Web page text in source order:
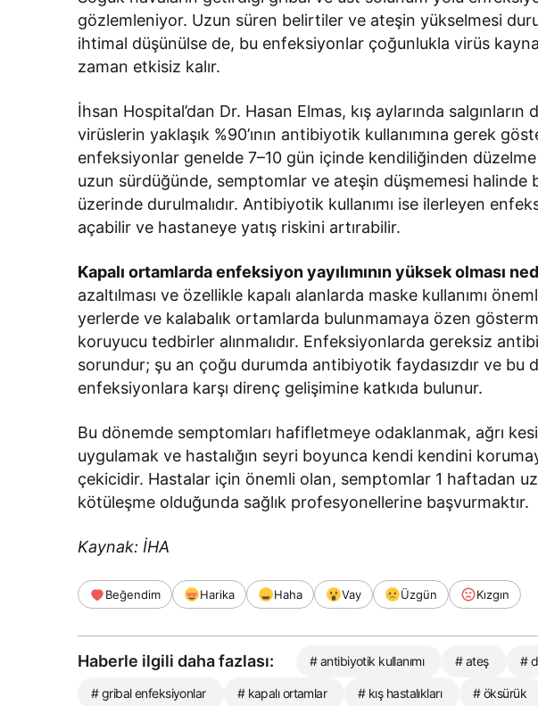
gözlemleniyor. Uzun süren belirtiler ve ateşin yükselmesi
ihtimal düşünülse de, bu enfeksiyonlar çoğunlukla virüs
zaman etkisiz kalır.
İhsan Hospital’dan Dr. Hasan Elmas, kış aylarında salgınların
virüslerin yaklaşık %90’ının antibiyotik kullanımına gerek
enfeksiyonlar genelde 7–10 gün içinde kendiliğinden
uzun sürdüğünde, semptomlar ve ateşin düşmemesi halinde
üzerinde durulmalıdır. Antibiyotik kullanımı ise ilerleyen
açabilir ve hastaneye yatış riskini artırabilir.
Kapalı ortamlarda enfeksiyon yayılımının yüksek olması
azaltılması ve özellikle kapalı alanlarda maske kullanımı
yerlerde ve kalabalık ortamlarda bulunmamaya özen
koruyucu tedbirler alınmalıdır. Enfeksiyonlarda gereksiz
sorundur; şu an çoğu durumda antibiyotik faydasızdır ve bu
enfeksiyonlara karşı direnç gelişimine katkıda bulunur.
Bu dönemde semptomları hafifletmeye odaklanmak, ağrı
uygulamak ve hastalığın seyri boyunca kendi kendini
çekicidir. Hastalar için önemli olan, semptomlar 1 haftadan
kötüleşme olduğunda sağlık profesyonellerine başvurmaktır.
Kaynak: İHA
Beğendim Harika Haha Vay Üzgün Kızgın
Haberle ilgili daha fazlası: # antibiyotik kullanımı # ateş #
# gribal enfeksiyonlar # kapalı ortamlar # kış hastalıkları # öksürük